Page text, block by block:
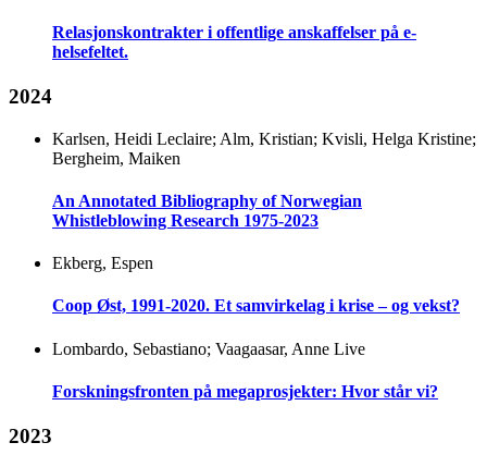
Relasjonskontrakter i offentlige anskaffelser på e-
helsefeltet.
2024
Karlsen, Heidi Leclaire; Alm, Kristian; Kvisli, Helga Kristine;
Bergheim, Maiken
An Annotated Bibliography of Norwegian
Whistleblowing Research 1975-2023
Ekberg, Espen
Coop Øst, 1991-2020. Et samvirkelag i krise – og vekst?
Lombardo, Sebastiano; Vaagaasar, Anne Live
Forskningsfronten på megaprosjekter: Hvor står vi?
2023